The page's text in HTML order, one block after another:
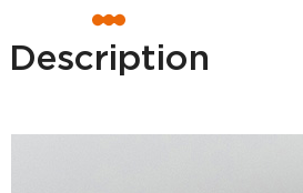
Description